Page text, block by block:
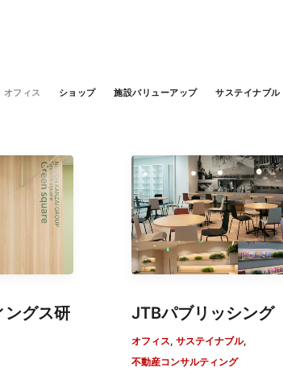
オフィス ショップ 施設バリューアップ サステイナブル
ングス研
JTBパブリッシング
オフィス, サステイナブル,
不動産コンサルティング